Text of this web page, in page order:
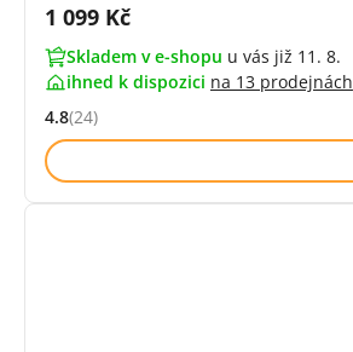
Cena s DPH:
1 099 Kč
Skladem v e-shopu u vás již 11. 8.
ihned k dispozici na 13 prodejnách
Hodnocení: 4.8 z 5 (24 recenzí)
4.8(24)